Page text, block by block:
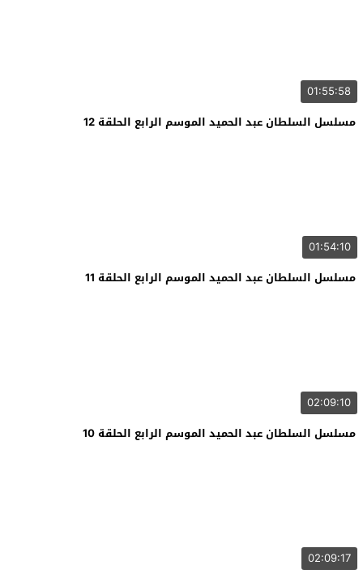
01:55:58
مسلسل السلطان عبد الحميد الموسم الرابع الحلقة 12
01:54:10
مسلسل السلطان عبد الحميد الموسم الرابع الحلقة 11
02:09:10
مسلسل السلطان عبد الحميد الموسم الرابع الحلقة 10
02:09:17